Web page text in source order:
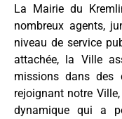
La Mairie du
nombreux agents,
niveau de service
attachée, la Ville
missions dans des
rejoignant notre
dynamique qui a